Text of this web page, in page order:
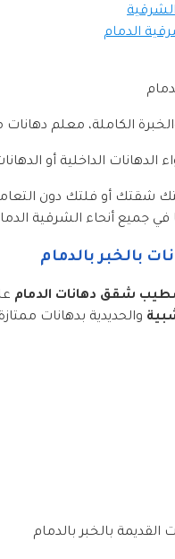
الكاملة، معلم
الدهانات الداخلية أو
شقتك أو فلتك دون
في جميع أنحاء الشرقية
بالخبر بالدمام
شقق دهانات الدمام
والحديدية بدهانات